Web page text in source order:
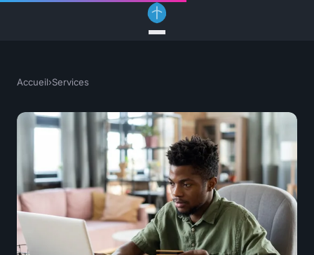
Accueil›Services